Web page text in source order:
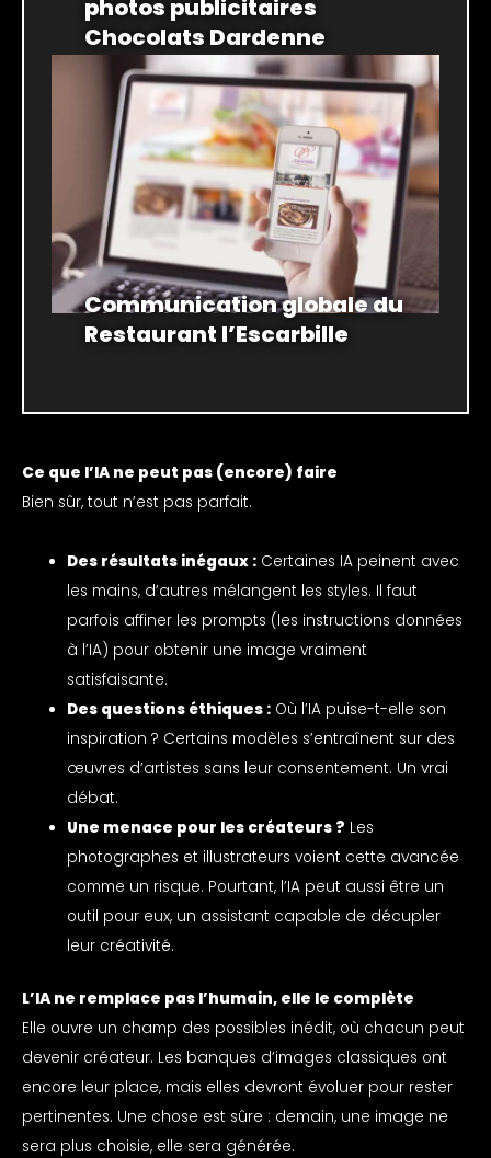
photos publicitaires
Chocolats Dardenne
Communication globale du
Restaurant l’Escarbille
Ce que l’IA ne peut pas (encore) faire
Bien sûr, tout n’est pas parfait.
Des résultats inégaux : Certaines IA peinent avec
les mains, d’autres mélangent les styles. Il faut
parfois affiner les prompts (les instructions données
à l’IA) pour obtenir une image vraiment
satisfaisante.
Des questions éthiques : Où l’IA puise-t-elle son
inspiration ? Certains modèles s’entraînent sur des
œuvres d’artistes sans leur consentement. Un vrai
débat.
Une menace pour les créateurs ? Les
photographes et illustrateurs voient cette avancée
comme un risque. Pourtant, l’IA peut aussi être un
outil pour eux, un assistant capable de décupler
leur créativité.
L’IA ne remplace pas l’humain, elle le complète
Elle ouvre un champ des possibles inédit, où chacun peut
devenir créateur. Les banques d’images classiques ont
encore leur place, mais elles devront évoluer pour rester
pertinentes. Une chose est sûre : demain, une image ne
sera plus choisie, elle sera générée.